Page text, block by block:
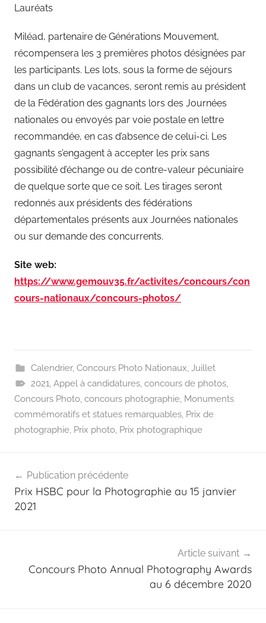
Lauréats
Miléad, partenaire de Générations Mouvement,
récompensera les 3 premières photos désignées par
les participants. Les lots, sous la forme de séjours
dans un club de vacances, seront remis au président
de la Fédération des gagnants lors des Journées
nationales ou envoyés par voie postale en lettre
recommandée, en cas d’absence de celui-ci. Les
gagnants s’engagent à accepter les prix sans
possibilité d’échange ou de contre-valeur pécuniaire
de quelque sorte que ce soit. Les tirages seront
redonnés aux présidents des fédérations
départementales présents aux Journées nationales
ou sur demande des concurrents.
Site web:
https://www.gemouv35.fr/activites/concours/con
cours-nationaux/concours-photos/
Calendrier, Concours Photo Nationaux Juillet
2021 Appel à candidatures, concours de photos,
Concours Photo concours photographie Monuments
commémoratifs et statues remarquables Prix de
photographie Prix photo Prix photographique
de
l’article
Publication précédente
Prix HSBC pour la Photographie au 15 janvier
2021
Article suivant
Concours Photo Annual Photography Awards
au 6 décembre 2020